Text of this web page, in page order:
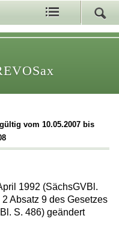
vom 10.05.2007 bis
1992 (SächsGVBl.
Absatz 9 des Gesetzes
S. 486) geändert